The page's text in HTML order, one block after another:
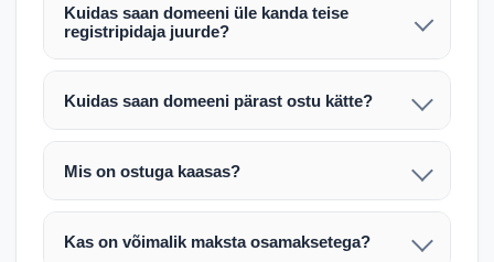
Kuidas saan domeeni üle kanda teise
registripidaja juurde?
Pärast makse laekumist edastame teile domeeni
AUTH (EPP) koodi. Selle abil saate domeeni üle
Domeeni ülekandmine toimub registripidajate
tööpäeva. Täpsemad juhised saadetakse teile e-
posti teel pärast tehingu kinnitamist.
Kuidas saan domeeni pärast ostu kätte?
Pärast ostu vormistamist väljastame arve.
Maksekinnituse järel edastame teile domeeni
enda valitud registripidaja juurde.
Mis on ostuga kaasas?
Ostuga kaasas on domeeninime omandiõigus.
Veebimajutust ja e-posti teenuseid tuleb tellida
Kas on võimalik maksta osamaksetega?